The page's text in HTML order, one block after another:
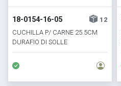
18-0154-16-05
12
CUCHILLA P/ CARNE 25.5CM
DURAFIO DI SOLLE